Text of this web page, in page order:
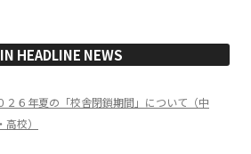
HEADLINE NEWS
２６年夏の「校舎閉鎖期間」について（中
高校）